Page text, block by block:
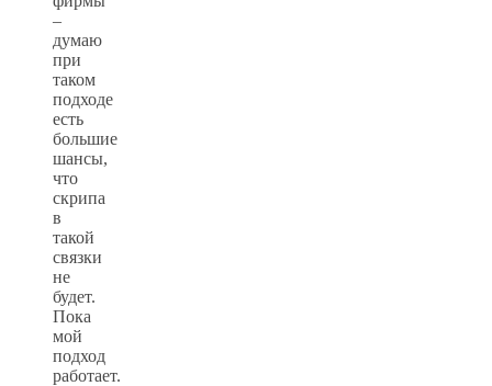
–
думаю
при
таком
подходе
есть
большие
шансы,
что
скрипа
в
такой
связки
не
будет.
Пока
мой
подход
работает.